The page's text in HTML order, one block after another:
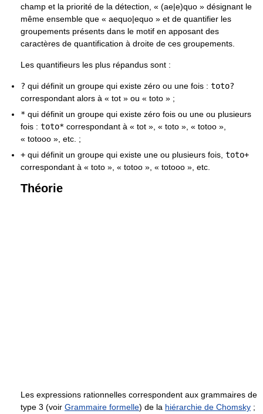
champ et la priorité de la détection, « (ae|e)quo » désignant le
même ensemble que « aequo|equo » et de quantifier les
groupements présents dans le motif en apposant des
caractères de quantification à droite de ces groupements.
Les quantifieurs les plus répandus sont :
? qui définit un groupe qui existe zéro ou une fois : toto?
correspondant alors à « tot » ou « toto » ;
* qui définit un groupe qui existe zéro fois ou une ou plusieurs
fois : toto* correspondant à « tot », « toto », « totoo »,
« totooo », etc. ;
+ qui définit un groupe qui existe une ou plusieurs fois, toto+
correspondant à « toto », « totoo », « totooo », etc.
Théorie
Les expressions rationnelles correspondent aux grammaires de
type 3 (voir Grammaire formelle) de la hiérarchie de Chomsky ;